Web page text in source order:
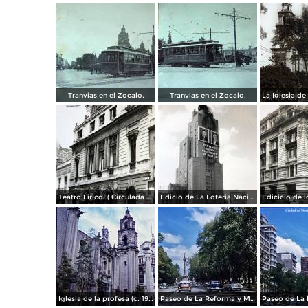
Tranvias en el Zocalo. Tranvias en el Zocalo.
Teatro Lirico. ( Circulada el 1 de Agosto de 1926 ). Edicio de La Loteria Nacional Ciudad de México Abril de 1964
Iglesia de la profesa (c. 1950) Paseo de La Reforma y Mto a La Independencia 1950 Paseo de La